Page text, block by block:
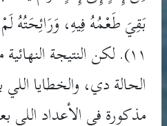
١١). لكن النتيجة
الحالة دي، والخطايا اللي
مذكورة في الأعداد اللي